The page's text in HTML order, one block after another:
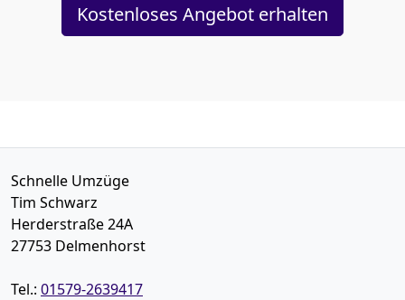
Kostenloses Angebot erhalten
Schnelle Umzüge
Tim Schwarz
Herderstraße 24A
27753 Delmenhorst
Tel.: 01579-2639417